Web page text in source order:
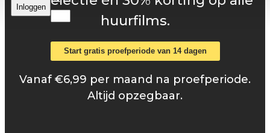
Inloggen
huurfilms.
Start gratis proefperiode van 14 dagen
Vanaf €6,99 per maand na proefperiode.
Altijd opzegbaar.